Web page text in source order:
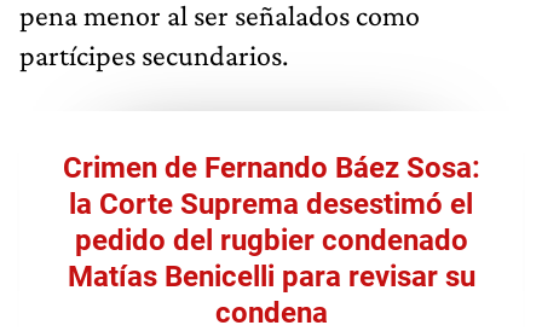
pena menor al ser señalados como
partícipes secundarios.
Crimen de Fernando Báez Sosa:
la Corte Suprema desestimó el
pedido del rugbier condenado
Matías Benicelli para revisar su
condena